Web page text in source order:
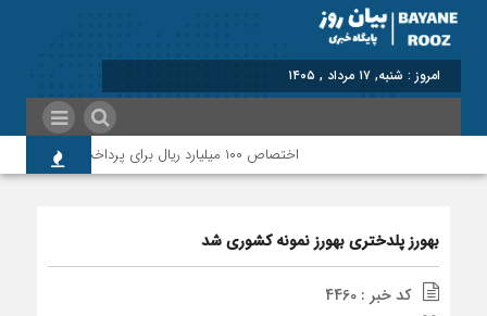
برابر با : Saturday -
اختصاص ۱۰۰ میلیارد ریال برای پرداخت بدهی‌های دارویی و ارتقای حوزه سلامت پلدختر
بهورز پلدختری بهورز نمونه کشوری شد
کد خبر : 4460